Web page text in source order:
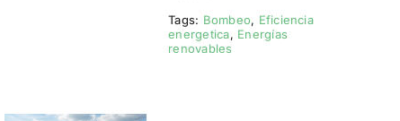
Tags: Bombeo, Eficiencia
energetica, Energías
renovables